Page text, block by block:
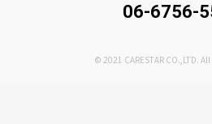
06-6756-
© 2021 CARESTAR CO.,LTD.